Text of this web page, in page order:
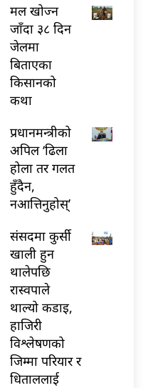
मल खोज्न
जाँदा ३८ दिन
जेलमा
बिताएका
किसानको
कथा
प्रधानमन्त्रीको
अपिल ‘ढिला
होला तर गलत
हुँदैन,
नआत्तिनुहोस्’
संसदमा कुर्सी
खाली हुन
थालेपछि
रास्वपाले
थाल्यो कडाइ,
हाजिरी
विश्लेषणको
जिम्मा परियार र
धिताललाई